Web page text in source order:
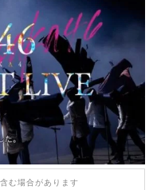
む場合があります